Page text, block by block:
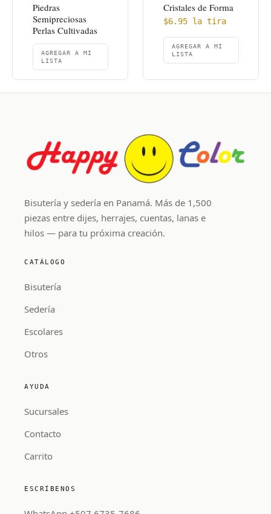
Piedras
Semipreciosas
Perlas Cultivadas
AGREGAR A MI
LISTA
Cristales de Forma
$6.95la tira
AGREGAR A MI
LISTA
Bisutería y sedería en Panamá. Más de 1,500
piezas entre dijes, herrajes, cuentas, lanas e
hilos — para tu próxima creación.
CATÁLOGO
Bisutería
Sedería
Escolares
Otros
AYUDA
Sucursales
Contacto
Carrito
ESCRÍBENOS